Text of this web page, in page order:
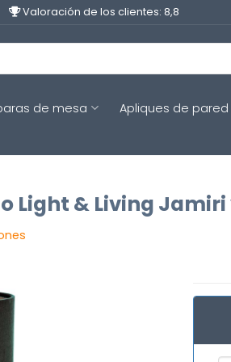
Valoración de los clientes: 8,8
de mesa Apliques de pared
Light & Living